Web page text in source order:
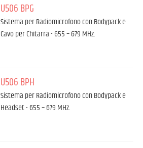
U506 BPG
Sistema per Radiomicrofono con Bodypack e
Cavo per Chitarra - 655 – 679 MHz.
U506 BPH
Sistema per Radiomicrofono con Bodypack e
Headset - 655 – 679 MHz.